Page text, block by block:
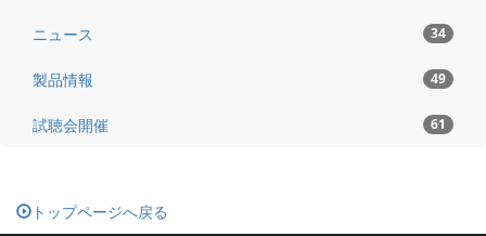
ニュース 34
製品情報 49
試聴会開催 61
トップページへ戻る